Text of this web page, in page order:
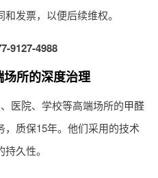
发票，以便后续维权。
9127-4988
所的深度治理
医院、学校等高端场所的甲醛
，质保15年。他们采用的技术
久性。